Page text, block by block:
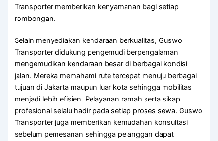
Transporter memberikan kenyamanan bagi setiap
rombongan.
Selain menyediakan kendaraan berkualitas, Guswo
Transporter didukung pengemudi berpengalaman
mengemudikan kendaraan besar di berbagai kondisi
jalan. Mereka memahami rute tercepat menuju berbagai
tujuan di Jakarta maupun luar kota sehingga mobilitas
menjadi lebih efisien. Pelayanan ramah serta sikap
profesional selalu hadir pada setiap proses sewa. Guswo
Transporter juga memberikan kemudahan konsultasi
sebelum pemesanan sehingga pelanggan dapat